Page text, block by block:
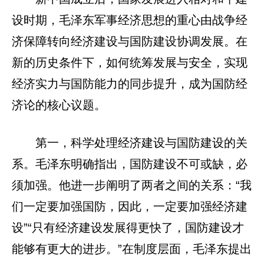
设时期，毛泽东军事经济思想的重心由战争经
济保障转向经济建设与国防建设协调发展。在
新的历史条件下，如何统筹发展与安全，实现
经济实力与国防能力的同步提升，成为国防经
济论的核心议题。
第一，科学处理经济建设与国防建设的关
系。毛泽东明确指出，国防建设不可或缺，必
须加强。他进一步阐明了两者之间的关系：“我
们一定要加强国防，因此，一定要加强经济建
设”“只有经济建设发展得更快了，国防建设才
能够有更大的进步。”在制度层面，毛泽东提出